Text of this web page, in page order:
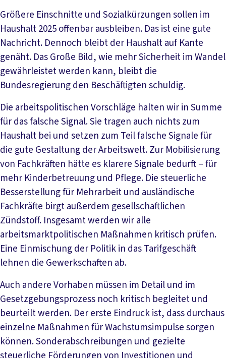
Größere Einschnitte und Sozialkürzungen sollen im
Haushalt 2025 offenbar ausbleiben. Das ist eine gute
Nachricht. Dennoch bleibt der Haushalt auf Kante
genäht. Das Große Bild, wie mehr Sicherheit im Wandel
gewährleistet werden kann, bleibt die
Bundesregierung den Beschäftigten schuldig.
Die arbeitspolitischen Vorschläge halten wir in Summe
für das falsche Signal. Sie tragen auch nichts zum
Haushalt bei und setzen zum Teil falsche Signale für
die gute Gestaltung der Arbeitswelt. Zur Mobilisierung
von Fachkräften hätte es klarere Signale bedurft – für
mehr Kinderbetreuung und Pflege. Die steuerliche
Besserstellung für Mehrarbeit und ausländische
Fachkräfte birgt außerdem gesellschaftlichen
Zündstoff. Insgesamt werden wir alle
arbeitsmarktpolitischen Maßnahmen kritisch prüfen.
Eine Einmischung der Politik in das Tarifgeschäft
lehnen die Gewerkschaften ab.
Auch andere Vorhaben müssen im Detail und im
Gesetzgebungsprozess noch kritisch begleitet und
beurteilt werden. Der erste Eindruck ist, dass durchaus
einzelne Maßnahmen für Wachstumsimpulse sorgen
können. Sonderabschreibungen und gezielte